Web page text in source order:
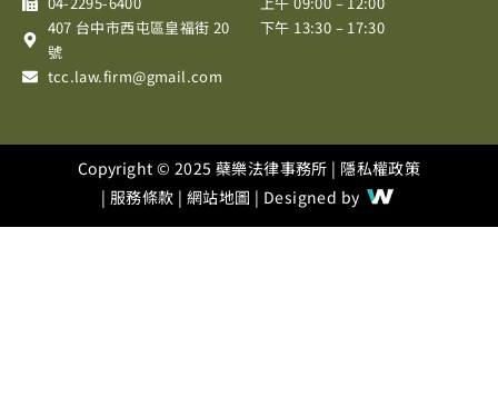
k
a
下午 13:30 – 17:30
407 台中市西屯區皇福街 20
號
tcc.law.firm@gmail.com
Copyright © 2025 蘗樂法律事務所 | 隱私權政策
| 服務條款 | 網站地圖 | Designed by